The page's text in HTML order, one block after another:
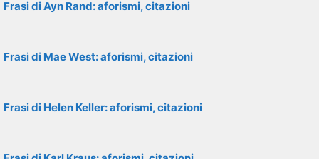
Frasi di Ayn Rand: aforismi, citazioni
Frasi di Mae West: aforismi, citazioni
Frasi di Helen Keller: aforismi, citazioni